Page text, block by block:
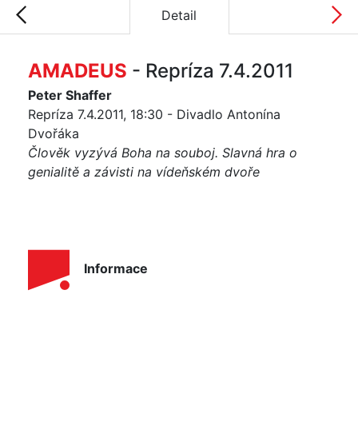
Detail
AMADEUS - Repríza 7.4.2011
Peter Shaffer
Repríza 7.4.2011, 18:30 - Divadlo Antonína
Dvořáka
Člověk vyzývá Boha na souboj. Slavná hra o
genialitě a závisti na vídeňském dvoře
Informace